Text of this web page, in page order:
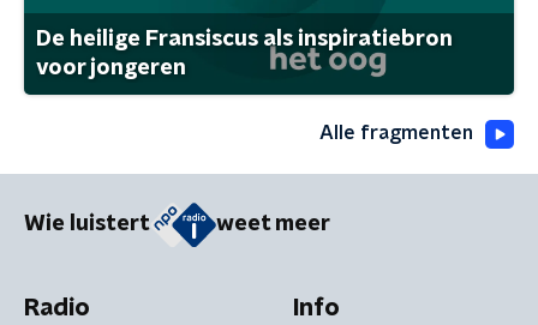
De heilige Fransiscus als inspiratiebron
voor jongeren
Alle fragmenten
Wie luistert weet meer
Radio Info